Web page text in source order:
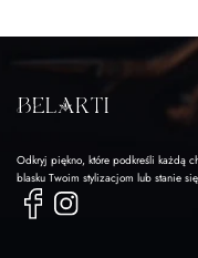
Odkryj piękno, które podkreśli każdą
blasku Twoim stylizacjom lub stanie